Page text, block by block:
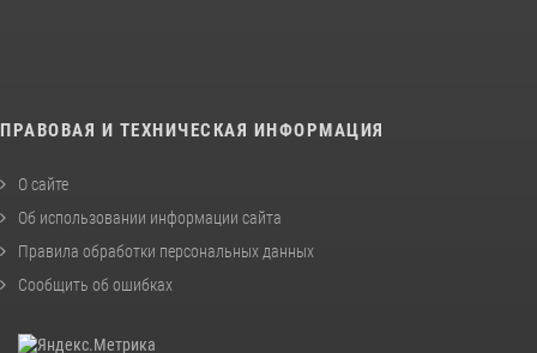
ПРАВОВАЯ И ТЕХНИЧЕСКАЯ ИНФОРМАЦИЯ
О сайте
Об использовании информации сайта
Правила обработки персональных данных
Сообщить об ошибках